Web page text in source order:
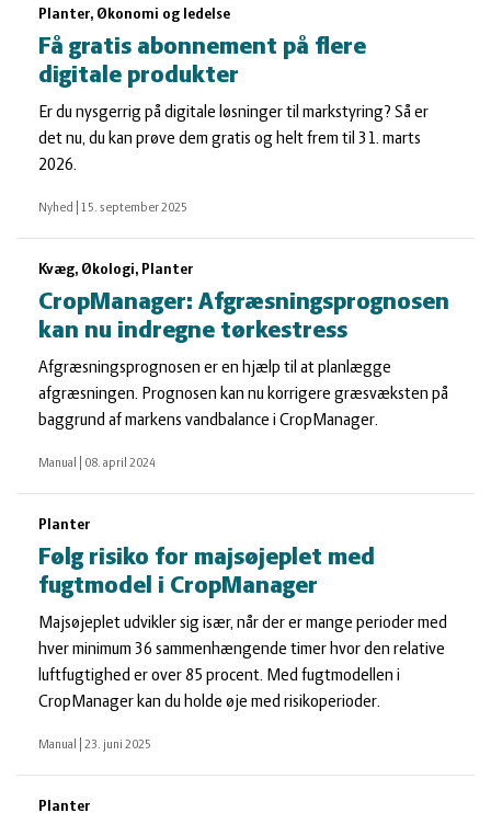
Planter, Økonomi og ledelse
Få gratis abonnement på flere
digitale produkter
Er du nysgerrig på digitale løsninger til markstyring? Så er
det nu, du kan prøve dem gratis og helt frem til 31. marts
2026.
Nyhed 15. september 2025
Kvæg, Økologi, Planter
CropManager: Afgræsningsprognosen
kan nu indregne tørkestress
Afgræsningsprognosen er en hjælp til at planlægge
afgræsningen. Prognosen kan nu korrigere græsvæksten på
baggrund af markens vandbalance i CropManager.
Manual 08. april 2024
Planter
Følg risiko for majsøjeplet med
fugtmodel i CropManager
Majsøjeplet udvikler sig især, når der er mange perioder med
hver minimum 36 sammenhængende timer hvor den relative
luftfugtighed er over 85 procent. Med fugtmodellen i
CropManager kan du holde øje med risikoperioder.
Manual 23. juni 2025
Planter